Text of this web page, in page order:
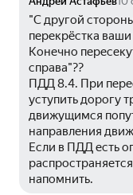
"С другой
перекрёстка
Конечно
справа"??
ПДД 8.4. При
уступить дорогу
движущимся
направления
Если в ПДД есть
напомнить.